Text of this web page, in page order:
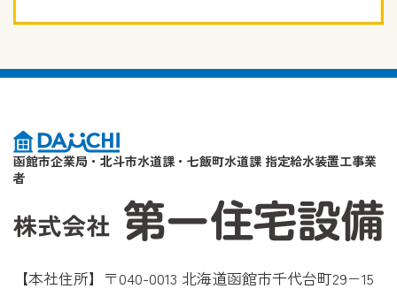
函館市企業局・北斗市水道課・七飯町水道課 指定給水装置工事業
者
【本社住所】〒040-0013 北海道函館市千代台町29−15